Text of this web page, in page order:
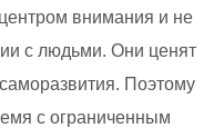
внимания и не
с людьми. Они ценят
Поэтому
с ограниченным